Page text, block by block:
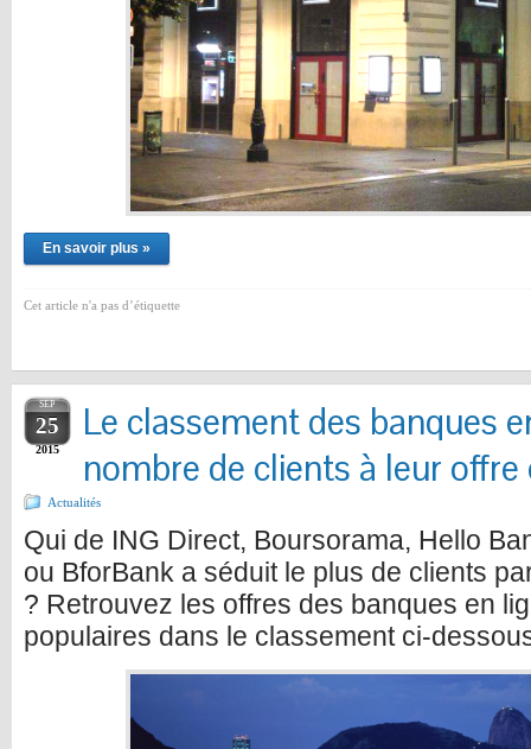
En savoir plus »
Cet article n'a pas d’étiquette
SEP
25
2015
Le classement des banques
nombre de clients à leur offre
Actualités
Qui de ING Direct, Boursorama, Hello
ou BforBank a séduit le plus de clients
? Retrouvez les offres des banques en
populaires dans le classement ci-